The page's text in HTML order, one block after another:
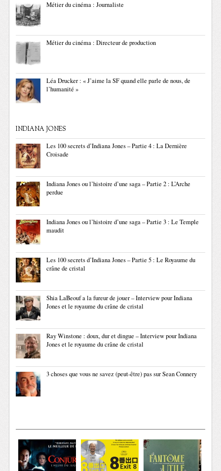
Métier du cinéma : Journaliste
Métier du cinéma : Directeur de production
Léa Drucker : « J’aime la SF quand elle parle de nous, de
l’humanité »
INDIANA JONES
Les 100 secrets d’Indiana Jones – Partie 4 : La Dernière
Croisade
Indiana Jones ou l’histoire d’une saga – Partie 2 : L’Arche
perdue
Indiana Jones ou l’histoire d’une saga – Partie 3 : Le Temple
maudit
Les 100 secrets d’Indiana Jones – Partie 5 : Le Royaume du
crâne de cristal
Shia LaBeouf a la fureur de jouer – Interview pour Indiana
Jones et le royaume du crâne de cristal
Ray Winstone : doux, dur et dingue – Interview pour Indiana
Jones et le royaume du crâne de cristal
3 choses que vous ne savez (peut-être) pas sur Sean Connery